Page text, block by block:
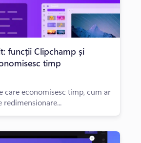
funcții Clipchamp și
timp
care economisesc timp, cum ar